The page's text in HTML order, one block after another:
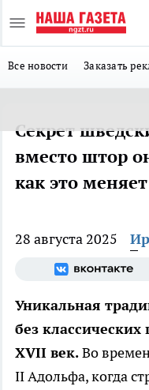
Все новости Заказать
Секрет
вместо штор
как это
28 августа 2025
Уникальная
без
XVII век.Во
II Адольфа, когда